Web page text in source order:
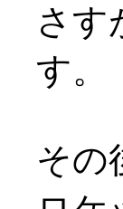
さす
す。
その